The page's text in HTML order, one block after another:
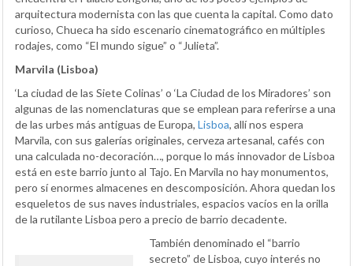
arquitectura modernista con las que cuenta la capital. Como dato
curioso, Chueca ha sido escenario cinematográfico en múltiples
rodajes, como “El mundo sigue” o “Julieta”.
Marvila (Lisboa)
‘La ciudad de las Siete Colinas’ o ‘La Ciudad de los Miradores’ son
algunas de las nomenclaturas que se emplean para referirse a una
de las urbes más antiguas de Europa, Lisboa, allí nos espera
Marvila, con sus galerías originales, cerveza artesanal, cafés con
una calculada no-decoración…, porque lo más innovador de Lisboa
está en este barrio junto al Tajo. En Marvila no hay monumentos,
pero sí enormes almacenes en descomposición. Ahora quedan los
esqueletos de sus naves industriales, espacios vacíos en la orilla
de la rutilante Lisboa pero a precio de barrio decadente.
También denominado el “barrio
secreto” de Lisboa, cuyo interés no